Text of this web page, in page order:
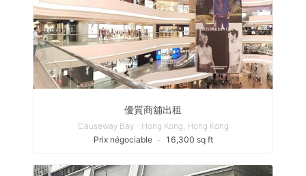
優質商舖出租
Causeway Bay - Hong Kong, Hong Kong
Prix négociable
∙ 16,300 sq ft